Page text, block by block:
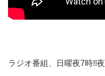
ラジオ番組、日曜夜7時!!